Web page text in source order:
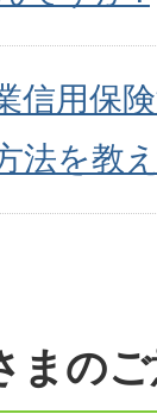
信用保
法を教
木更津
まの